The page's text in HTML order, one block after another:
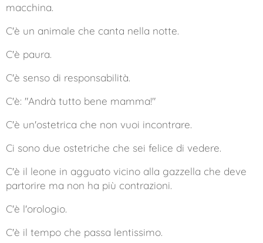
macchina.
C'è un animale che canta nella notte.
C'è paura.
C'è senso di responsabilità.
C'è: "Andrà tutto bene mamma!"
C'è un'ostetrica che non vuoi incontrare.
Ci sono due ostetriche che sei felice di vedere.
C'è il leone in agguato vicino alla gazzella che deve
partorire ma non ha più contrazioni.
C'è l'orologio.
C'è il tempo che passa lentissimo.